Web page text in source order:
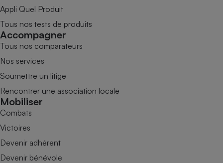
Appli Quel Produit
Tous nos tests de produits
Accompagner
Tous nos comparateurs
Nos services
Soumettre un litige
Rencontrer une association locale
Mobiliser
Combats
Victoires
Devenir adhérent
Devenir bénévole